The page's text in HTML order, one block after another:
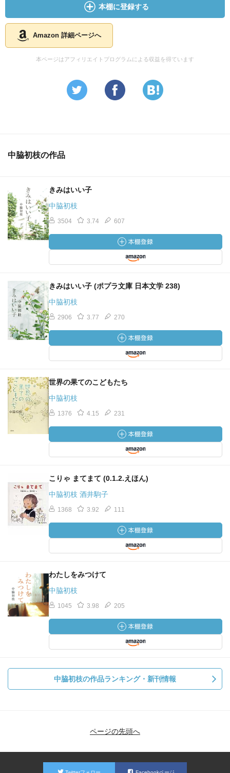
本棚に登録する
Amazon 詳細ページへ
本ページはアフィリエイトプログラムによる収益を得ています
中脇初枝の作品
きみはいい子
中脇初枝
3504 3.74 607
きみはいい子 (ポプラ文庫 日本文学 238)
中脇初枝
2906 3.77 270
世界の果てのこどもたち
中脇初枝
1376 4.15 231
こりゃ まてまて (0.1.2.えほん)
中脇初枝 酒井駒子
1368 3.92 111
わたしをみつけて
中脇初枝
1045 3.98 205
中脇初枝の作品ランキング・新刊情報
ページの先頭へ